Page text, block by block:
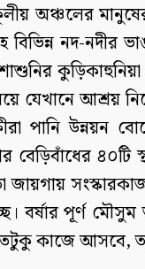
অঞ্চলের
বিভিন্ন নদ-নদীর
যেখানে আশ্রয়
পানি উন্নয়ন
বেড়িবাঁধের ৪০টি
জায়গায়
বর্ষার পূর্ণ
কাজে আসবে,